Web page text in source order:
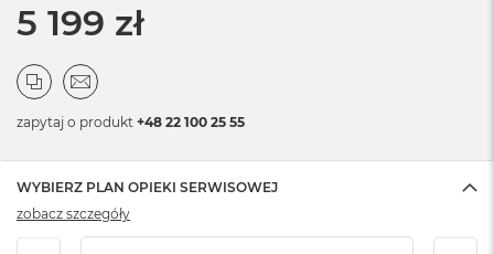
5 199 zł
zapytaj o produkt +48 22 100 25 55
WYBIERZ PLAN OPIEKI SERWISOWEJ
zobacz szczegóły